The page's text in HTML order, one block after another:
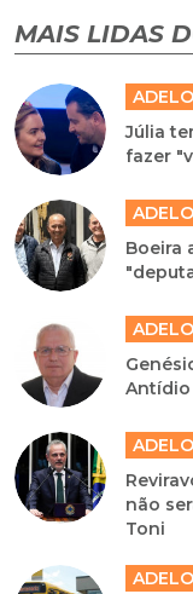
MAIS LIDAS
Júlia
fazer
Boeira
Antídio
não
Toni